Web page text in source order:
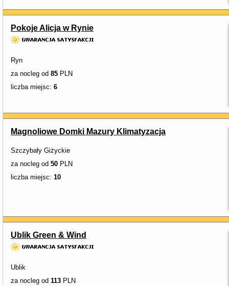
Pokoje Alicja w Rynie
Ryn
za nocleg od 85 PLN
liczba miejsc: 6
Magnoliowe Domki Mazury Klimatyzacja
Szczybały Giżyckie
za nocleg od 50 PLN
liczba miejsc: 10
Ublik Green & Wind
Ublik
za nocleg od 113 PLN